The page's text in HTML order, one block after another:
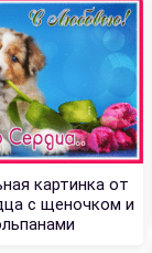
картинка от
с щеночком и